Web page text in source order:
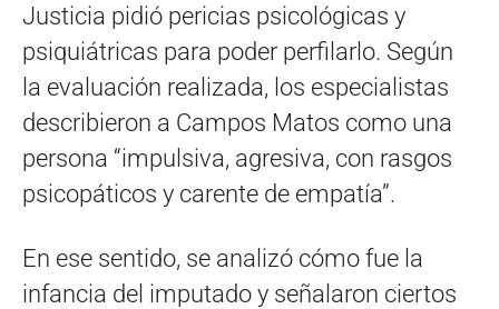
Justicia pidió pericias psicológicas y
psiquiátricas para poder perfilarlo. Según
la evaluación realizada, los especialistas
describieron a Campos Matos como una
persona “impulsiva, agresiva, con rasgos
psicopáticos y carente de empatía”.
En ese sentido, se analizó cómo fue la
infancia del imputado y señalaron ciertos